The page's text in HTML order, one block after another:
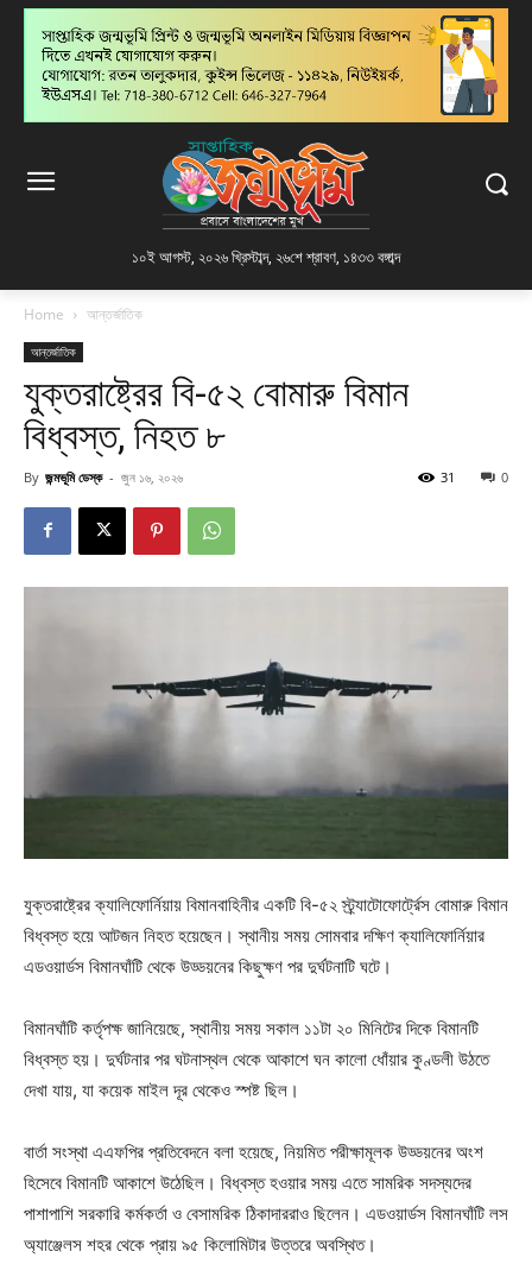
১০ই আগস্ট, ২০২৬ খ্রিস্টাব্দ, ২৬শে শ্রাবণ, ১৪৩৩ বঙ্গাব্দ
Home আন্তর্জাতিক
আন্তর্জাতিক
যুক্তরাষ্ট্রের বি-৫২ বোমারু বিমান
বিধ্বস্ত, নিহত ৮
By জন্মভূমি ডেস্ক - জুন ১৬, ২০২৬ 0
31
যুক্তরাষ্ট্রের ক্যালিফোর্নিয়ায় বিমানবাহিনীর একটি বি-৫২ স্ট্র্যাটোফোর্ট্রেস বোমারু বিমান
বিধ্বস্ত হয়ে আটজন নিহত হয়েছেন। স্থানীয় সময় সোমবার দক্ষিণ ক্যালিফোর্নিয়ার
এডওয়ার্ডস বিমানঘাঁটি থেকে উড্ডয়নের কিছুক্ষণ পর দুর্ঘটনাটি ঘটে।
বিমানঘাঁটি কর্তৃপক্ষ জানিয়েছে, স্থানীয় সময় সকাল ১১টা ২০ মিনিটের দিকে বিমানটি
বিধ্বস্ত হয়। দুর্ঘটনার পর ঘটনাস্থল থেকে আকাশে ঘন কালো ধোঁয়ার কুণ্ডলী উঠতে
দেখা যায়, যা কয়েক মাইল দূর থেকেও স্পষ্ট ছিল।
বার্তা সংস্থা এএফপির প্রতিবেদনে বলা হয়েছে, নিয়মিত পরীক্ষামূলক উড্ডয়নের অংশ
হিসেবে বিমানটি আকাশে উঠেছিল। বিধ্বস্ত হওয়ার সময় এতে সামরিক সদস্যদের
পাশাপাশি সরকারি কর্মকর্তা ও বেসামরিক ঠিকাদাররাও ছিলেন। এডওয়ার্ডস বিমানঘাঁটি লস
অ্যাঞ্জেলস শহর থেকে প্রায় ৯৫ কিলোমিটার উত্তরে অবস্থিত।